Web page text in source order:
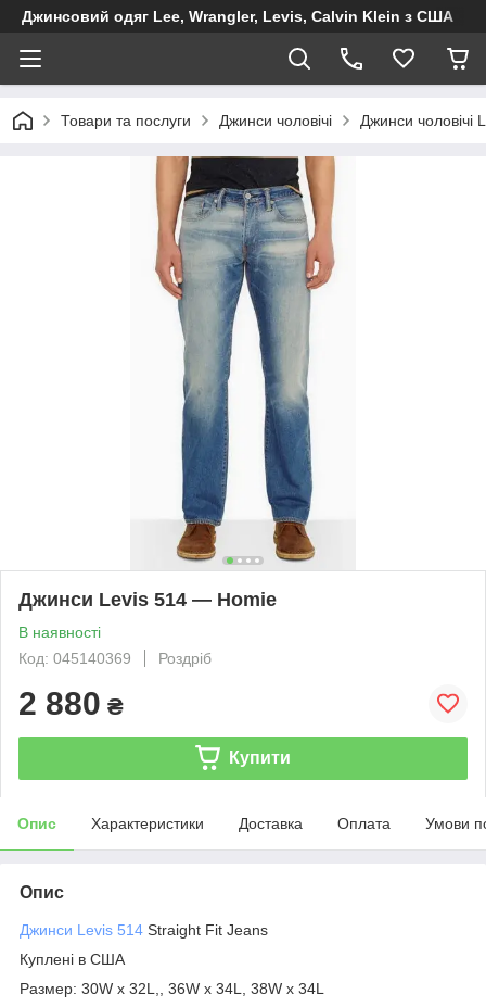
Джинсовий одяг Lee, Wrangler, Levis, Calvin Klein з США
Товари та послуги Джинси чоловічі Джинси чоловічі
Джинси Levis 514 — Homie
В наявності
Код: 045140369
Роздріб
2 880 ₴
Купити
Опис Характеристики Доставка Оплата Умови
Опис
Джинси Levis 514 Straight Fit Jeans
Куплені в США
Размер: 30W x 32L,, 36W x 34L, 38W x 34L